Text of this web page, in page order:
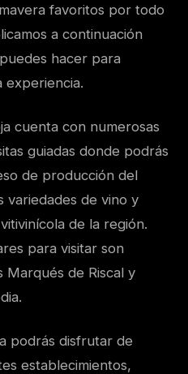
favoritos por todo
a continuación
hacer para
experiencia.
cuenta con numerosas
guiadas donde podrás
de producción del
variedades de vino y
de la región.
para visitar son
Marqués de Riscal y
podrás disfrutar de
establecimientos,